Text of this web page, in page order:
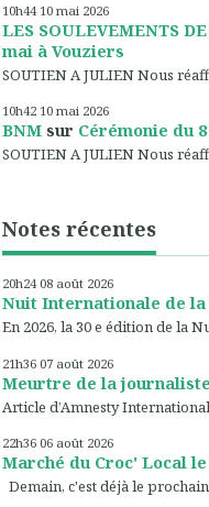
10h44 10 mai 2026
LES SOULEVEMENTS
mai à Vouziers
SOUTIEN A JULIEN Nous
10h42 10 mai 2026
BNM sur Cérémonie du
SOUTIEN A JULIEN Nous
Notes récentes
20h24 08 août 2026
Nuit Internationale de la
En 2026, la 30 e édition de la
21h36 07 août 2026
Meurtre de la
Article d’Amnesty
22h36 06 août 2026
Marché du Croc' Local le
Demain, c'est déjà le prochain